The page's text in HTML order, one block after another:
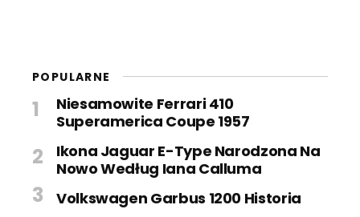
POPULARNE
Niesamowite Ferrari 410
Superamerica Coupe 1957
Ikona Jaguar E-Type Narodzona Na
Nowo Według Iana Calluma
Volkswagen Garbus 1200 Historia